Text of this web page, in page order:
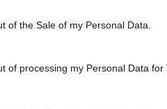
of the Sale of my Personal Data.
of processing my Personal Data for